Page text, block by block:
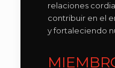
relaciones
contribuir en el
y fortaleciendo